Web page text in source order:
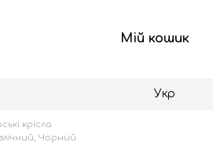
Мій кошик
Укр
крісла
Чорний